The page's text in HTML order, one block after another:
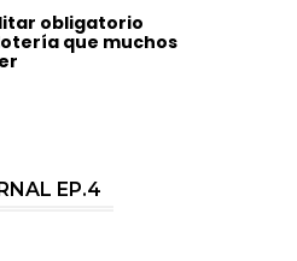
obligatorio
que muchos
EP.4